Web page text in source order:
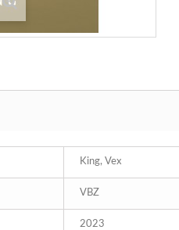
King, Vex
VBZ
2023